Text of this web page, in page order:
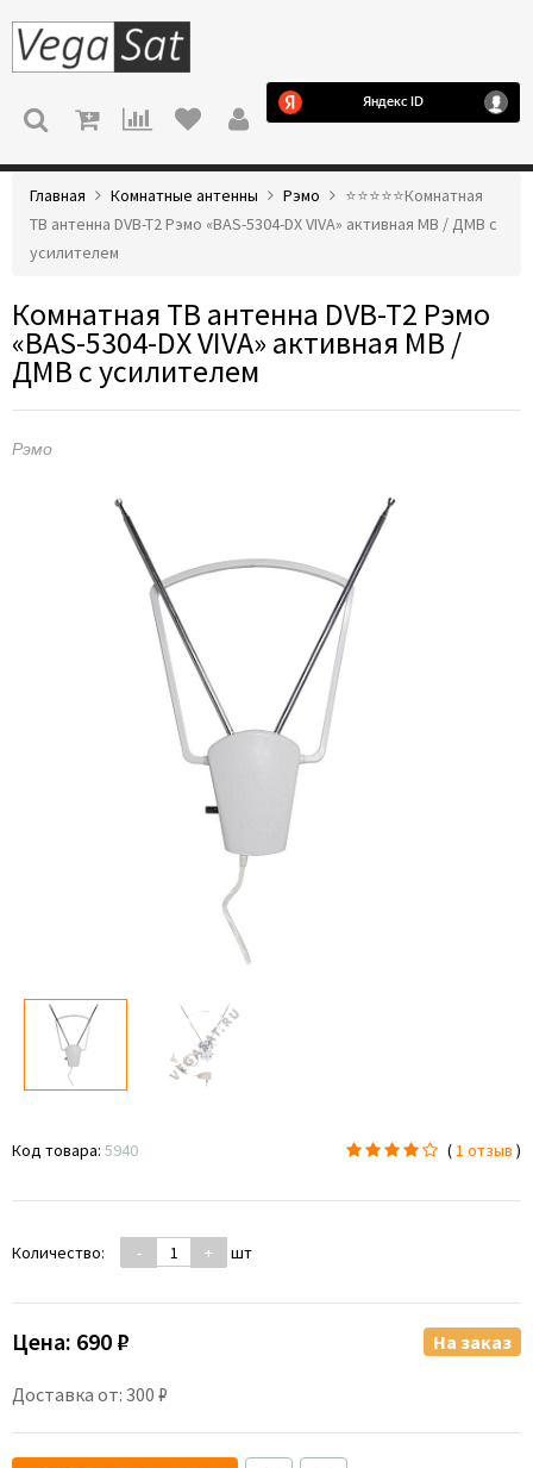
МЕНЮ
Главная Комнатные антенны Рэмо
⭐️⭐️⭐️⭐️⭐️Комнатная
ТВ антенна DVB-T2 Рэмо «BAS-5304-DX VIVA» активная МВ / ДМВ с
усилителем
Комнатная ТВ антенна DVB-T2 Рэмо
«BAS-5304-DX VIVA» активная МВ /
ДМВ с усилителем
Рэмо
Код товара: 5940 (1 отзыв )
Количество: - + шт
Цена: 690 ₽
Доставка от: 300 ₽
На заказ